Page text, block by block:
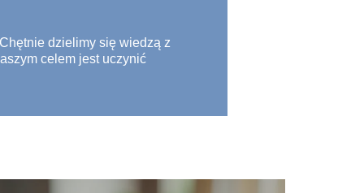
dzielimy się wiedzą z
celem jest uczynić